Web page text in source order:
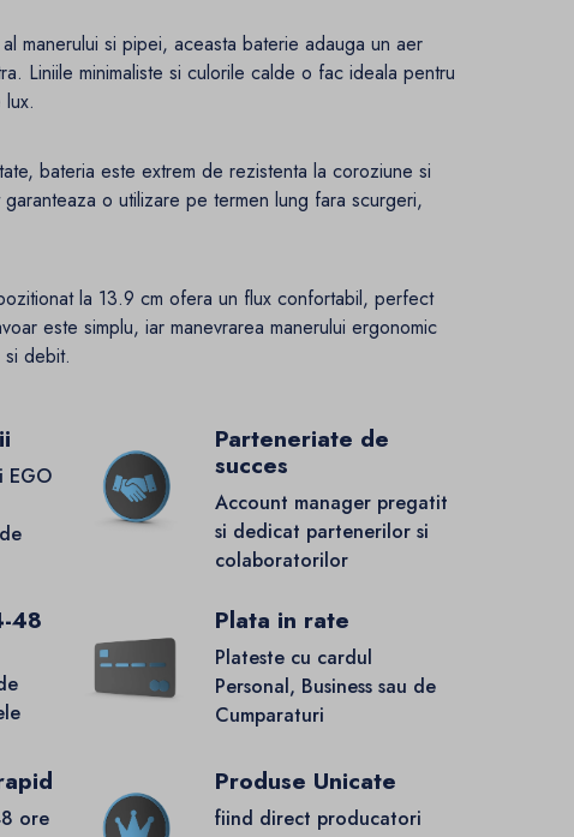
manerului si pipei, aceasta baterie adauga un aer
Liniile minimaliste si culorile calde o fac ideala pentru
bateria este extrem de rezistenta la coroziune si
o utilizare pe termen lung fara scurgeri,
la 13.9 cm ofera un flux confortabil, perfect
este simplu, iar manevrarea manerului ergonomic
debit.
EGO
Parteneriate de
succes
Account manager pregatit
si dedicat partenerilor si
colaboratorilor
48
Plata in rate
Plateste cu cardul
Personal, Business sau de
Cumparaturi
ore
Produse Unicate
fiind direct producatori